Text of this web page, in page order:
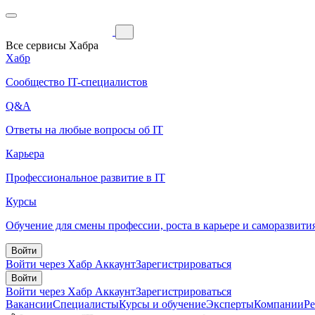
Все сервисы Хабра
Хабр
Сообщество IT-специалистов
Q&A
Ответы на любые вопросы об IT
Карьера
Профессиональное развитие в IT
Курсы
Обучение для смены профессии, роста в карьере и
Войти
Войти через Хабр АккаунтЗарегистрироваться
Войти
Войти через Хабр АккаунтЗарегистрироваться
ВакансииСпециалистыКурсы и обучениеЭкспертыКомпании